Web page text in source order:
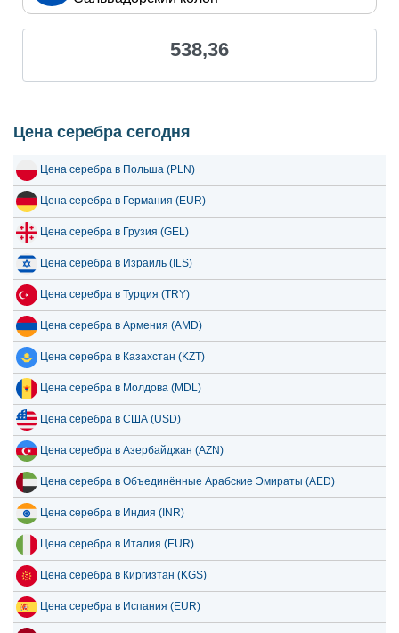
19 июля 2026 488.44 15.71
488.44
16 июля 2026
14 июля 2026 514.49 16.54
13 июля 2026 501.92 16.14
12 июля 2026 522.92 16.81
11 июля 2026 522.92 16.81
10 июля 2026 521.17 16.76
9 июля 2026 528.57 17.00
8 июля 2026 508.65 16.36
7 июля 2026 533.85 17.17
538,36
Цена серебра сегодня
Цена серебра в Польша (PLN)
Цена серебра в Германия (EUR)
Цена серебра в Грузия (GEL)
Цена серебра в Израиль (ILS)
Цена серебра в Турция (TRY)
Цена серебра в Армения (AMD)
Цена серебра в Казахстан (KZT)
Цена серебра в Молдова (MDL)
Цена серебра в США (USD)
Цена серебра в Азербайджан (AZN)
Цена серебра в Объединённые Арабские Эмираты (AED)
Цена серебра в Индия (INR)
Цена серебра в Италия (EUR)
Цена серебра в Киргизтан (KGS)
Цена серебра в Испания (EUR)